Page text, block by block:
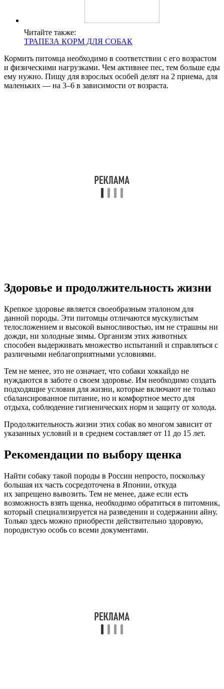
Читайте также:
ТРАПЕЗА КОРМ ДЛЯ СОБАК
Кормить питомца необходимо в соответствии с его возрастом
и физическими нагрузками. Чем активнее пес, тем больше еды
ему нужно. Пищу для взрослых особей делят на 2 приема, для
маленьких — на 3–6 в зависимости от возраста.
Здоровье и продолжительность жизни
Крепкое здоровье является своеобразным эталоном для
данной породы. Эти питомцы отличаются мускулистым
телосложением и высокой выносливостью, им не страшны ни
дожди, ни холодные зимы. Организм этих животных
способен выдерживать множество испытаний и справляться с
различными неблагоприятными условиями.
Тем не менее, это не означает, что собаки хоккайдо не
нуждаются в заботе о своем здоровье. Им необходимо создать
подходящие условия для жизни, которые включают не только
сбалансированное питание, но и комфортное место для
отдыха, соблюдение гигиенических норм и защиту от холода.
Продолжительность жизни этих собак во многом зависит от
указанных условий и в среднем составляет от 11 до 15 лет.
Рекомендации по выбору щенка
Найти собаку такой породы в России непросто, поскольку
большая их часть сосредоточена в Японии, откуда
их запрещено вывозить. Тем не менее, даже если есть
возможность взять щенка, необходимо обратиться в питомник,
который специализируется на разведении и содержании айну.
Только здесь можно приобрести действительно здоровую,
породистую особь со всеми документами.